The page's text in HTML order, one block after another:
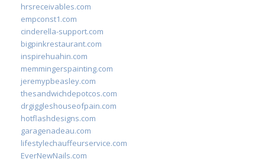
hrsreceivables.com
empconst1.com
cinderella-support.com
bigpinkrestaurant.com
inspirehuahin.com
memmingerspainting.com
jeremypbeasley.com
thesandwichdepotcos.com
drgiggleshouseofpain.com
hotflashdesigns.com
garagenadeau.com
lifestylechauffeurservice.com
EverNewNails.com